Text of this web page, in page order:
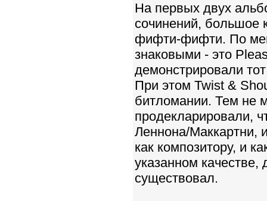
На первых двух
сочинений, большое
фифти-фифти. По
знаковыми - это
демонстрировали
При этом Twist &
битломании. Тем не
продекларировали,
Леннона/Маккартни,
как композитору, и
указанном качестве,
существовал.